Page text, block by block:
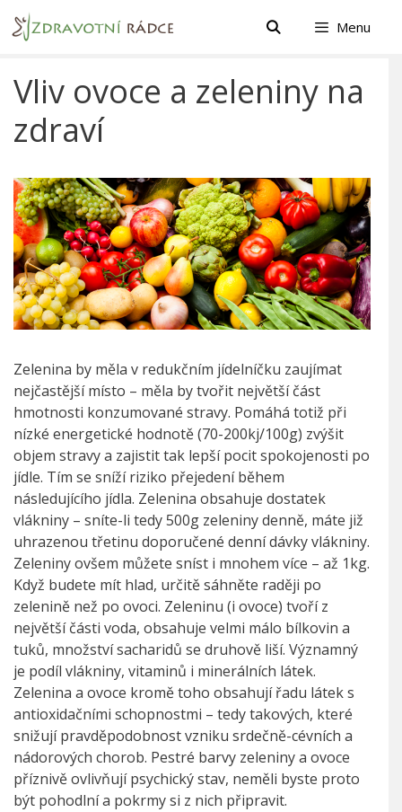
Přeskočit
na
Menu
Vliv ovoce a zeleniny na
zdraví
Zelenina by měla v redukčním jídelníčku zaujímat
nejčastější místo – měla by tvořit největší část
hmotnosti konzumované stravy. Pomáhá totiž při
nízké energetické hodnotě (70-200kj/100g) zvýšit
objem stravy a zajistit tak lepší pocit spokojenosti po
jídle. Tím se sníží riziko přejedení během
následujícího jídla. Zelenina obsahuje dostatek
vlákniny – sníte-li tedy 500g zeleniny denně, máte již
uhrazenou třetinu doporučené denní dávky vlákniny.
Zeleniny ovšem můžete sníst i mnohem více – až 1kg.
Když budete mít hlad, určitě sáhněte raději po
zelenině než po ovoci. Zeleninu (i ovoce) tvoří z
největší části voda, obsahuje velmi málo bílkovin a
tuků, množství sacharidů se druhově liší. Významný
je podíl vlákniny, vitaminů i minerálních látek.
Zelenina a ovoce kromě toho obsahují řadu látek s
antioxidačními schopnostmi – tedy takových, které
snižují pravděpodobnost vzniku srdečně-cévních a
nádorových chorob. Pestré barvy zeleniny a ovoce
příznivě ovlivňují psychický stav, neměli byste proto
být pohodlní a pokrmy si z nich připravit.